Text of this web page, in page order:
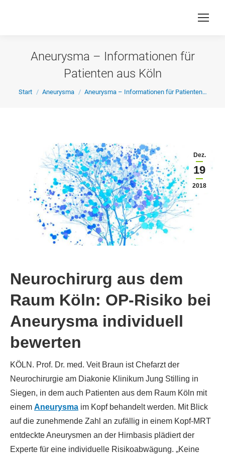
Aneurysma – Informationen für
Patienten aus Köln
Sie befinden sich hier:
Start Aneurysma Aneurysma – Informationen für Patienten…
Dez.
19
2018
Neurochirurg aus dem
Raum Köln: OP-Risiko bei
Aneurysma individuell
bewerten
KÖLN. Prof. Dr. med. Veit Braun ist Chefarzt der
Neurochirurgie am Diakonie Klinikum Jung Stilling in
Siegen, in dem auch Patienten aus dem Raum Köln mit
einem Aneurysma im Kopf behandelt werden. Mit Blick
auf die zunehmende Zahl an zufällig in einem Kopf-MRT
entdeckte Aneurysmen an der Hirnbasis plädiert der
Experte für eine individuelle Risikoabwägung. „Keine